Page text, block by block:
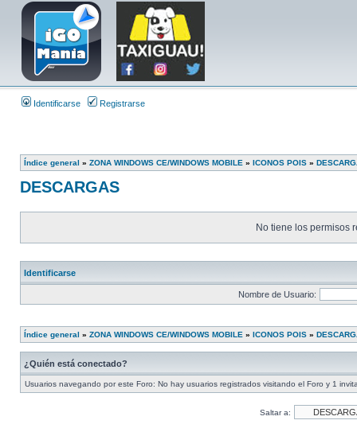
Identificarse Registrarse
Índice general » ZONA WINDOWS CE/WINDOWS MOBILE » ICONOS POIS »
DESCARGAS
No tiene los permisos
Identificarse
Nombre de Usuario:
Índice general » ZONA WINDOWS CE/WINDOWS MOBILE » ICONOS POIS »
¿Quién está conectado?
Usuarios navegando por este Foro: No hay usuarios registrados visitando el Foro y 1
Saltar a: